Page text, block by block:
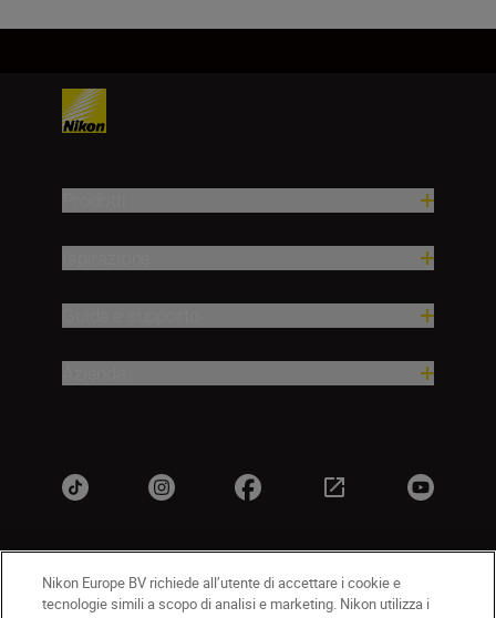
IT Nikon Sites
Nikon Europe BV richiede all’utente di accettare i cookie e
tecnologie simili a scopo di analisi e marketing. Nikon utilizza i